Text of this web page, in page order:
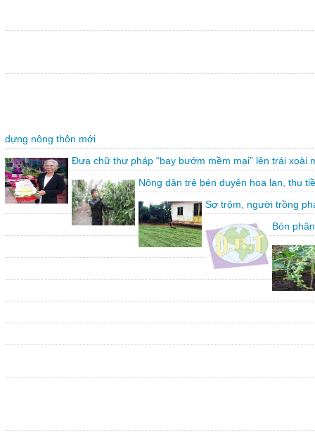
dựng nông thôn mới
Đưa chữ thư pháp “bay bướm mềm mại” lên trái xoài
Nông dân trẻ bén duyên hoa lan, thu
Sợ trộm, người trồng
Bón